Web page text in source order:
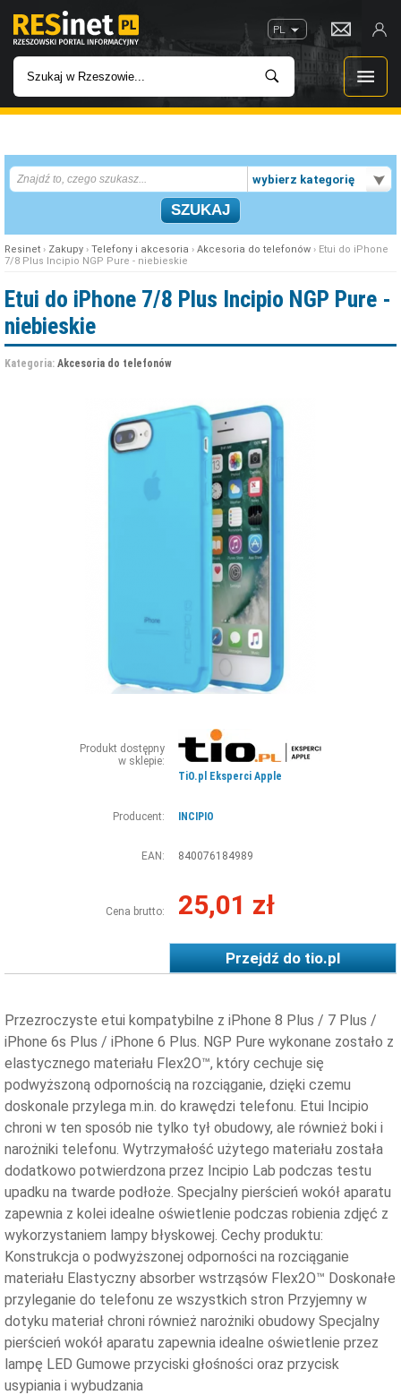
PL
INWESTYCJE
IMPREZY
W KINACH
wybierz kategorię
Resinet › Zakupy › Telefony i akcesoria › Akcesoria do telefonów › Etui do iPhone
7/8 Plus Incipio NGP Pure - niebieskie
Etui do iPhone 7/8 Plus Incipio NGP Pure -
niebieskie
Kategoria: Akcesoria do telefonów
Produkt dostępny
w sklepie:
TiO.pl Eksperci Apple
Producent: INCIPIO
EAN: 840076184989
Cena brutto: 25,01 zł
Przejdź dotio.pl
Przezroczyste etui kompatybilne z iPhone 8 Plus / 7 Plus /
iPhone 6s Plus / iPhone 6 Plus. NGP Pure wykonane zostało z
elastycznego materiału Flex2O™, który cechuje się
podwyższoną odpornością na rozciąganie, dzięki czemu
doskonale przylega m.in. do krawędzi telefonu. Etui Incipio
chroni w ten sposób nie tylko tył obudowy, ale również boki i
narożniki telefonu. Wytrzymałość użytego materiału została
dodatkowo potwierdzona przez Incipio Lab podczas testu
upadku na twarde podłoże. Specjalny pierścień wokół aparatu
zapewnia z kolei idealne oświetlenie podczas robienia zdjęć z
wykorzystaniem lampy błyskowej. Cechy produktu:
Konstrukcja o podwyższonej odporności na rozciąganie
materiału Elastyczny absorber wstrząsów Flex2O™ Doskonałe
przyleganie do telefonu ze wszystkich stron Przyjemny w
dotyku materiał chroni również narożniki obudowy Specjalny
pierścień wokół aparatu zapewnia idealne oświetlenie przez
lampę LED Gumowe przyciski głośności oraz przycisk
usypiania i wybudzania